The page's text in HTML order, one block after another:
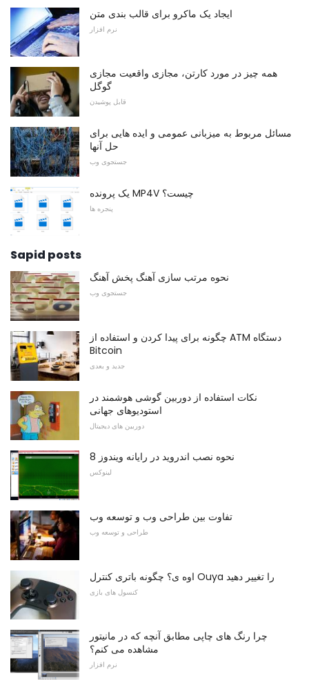
ایجاد یک ماکرو برای قالب بندی متن
نرم افزار
همه چیز در مورد کارتن، مجازی واقعیت مجازی
گوگل
قابل پوشیدن
مسائل مربوط به میزبانی عمومی و ایده هایی برای
حل آنها
جستجوی وب
یک پرونده MP4V چیست؟
پنجره ها
Sapid posts
نحوه مرتب سازی آهنگ پخش آهنگ
جستجوی وب
چگونه برای پیدا کردن و استفاده از ATM دستگاه
Bitcoin
جدید و بعدی
نکات استفاده از دوربین گوشی هوشمند در
استودیوهای جهانی
دوربین های دیجیتال
نحوه نصب اندروید در رایانه ویندوز 8
لینوکس
تفاوت بین طراحی وب و توسعه وب
طراحی و توسعه وب
اوه ی؟ چگونه باتری کنترل Ouya را تغییر دهید
کنسول های بازی
چرا رنگ های چاپی مطابق آنچه که در مانیتور
مشاهده می کنم؟
نرم افزار